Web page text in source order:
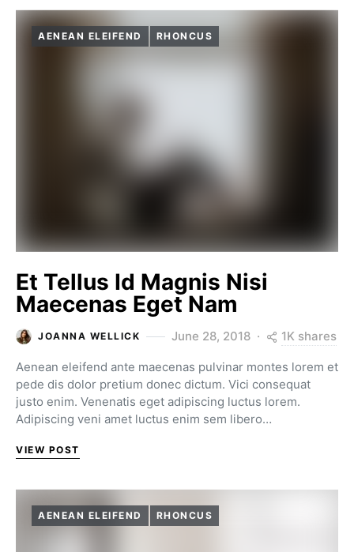
AENEAN ELEIFEND RHONCUS
Et Tellus Id Magnis Nisi
Maecenas Eget Nam
JOANNA WELLICK June 28, 2018 1K shares
Aenean eleifend ante maecenas pulvinar montes lorem et
pede dis dolor pretium donec dictum. Vici consequat
justo enim. Venenatis eget adipiscing luctus lorem.
Adipiscing veni amet luctus enim sem libero…
VIEW POST
AENEAN ELEIFEND RHONCUS